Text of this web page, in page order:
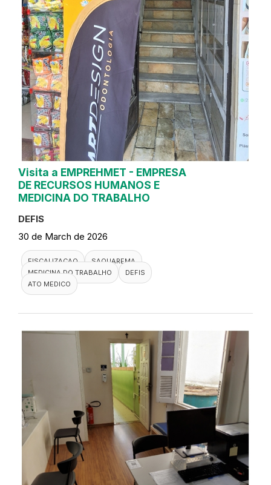
Visita a EMPREHMET - EMPRESA
DE RECURSOS HUMANOS E
MEDICINA DO TRABALHO
DEFIS
30 de March de 2026
FISCALIZACAO
SAQUAREMA
MEDICINA DO TRABALHO
DEFIS
ATO MEDICO